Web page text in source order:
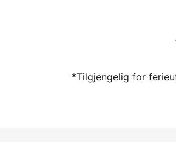
Lei ut ferieboligen
*Tilgjengelig for